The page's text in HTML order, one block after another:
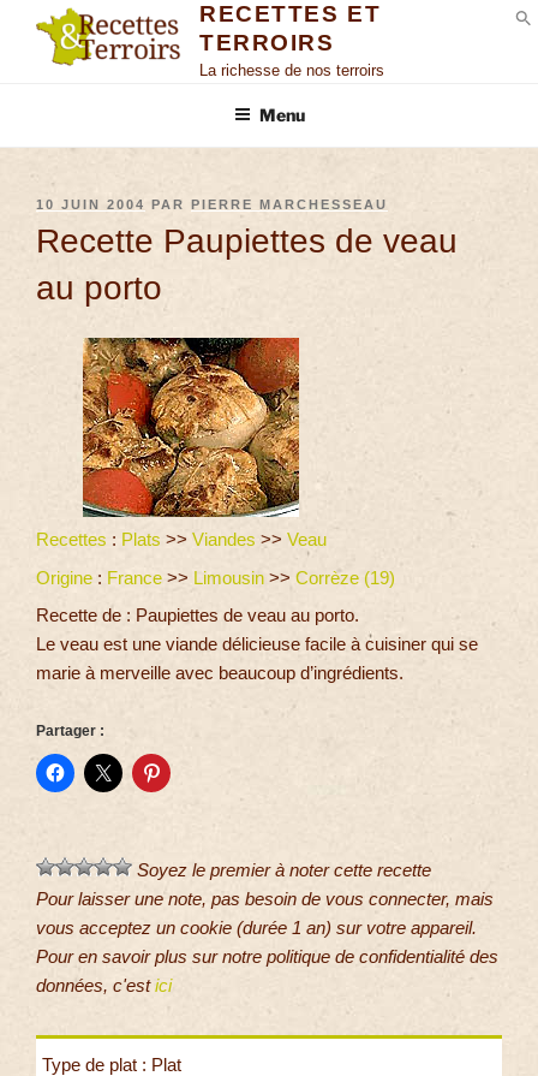
RECETTES ET
TERROIRS
La richesse de nos terroirs
Menu
10 JUIN 2004 PAR PIERRE MARCHESSEAU
Recette Paupiettes de veau
au porto
Recettes : Plats >> Viandes >> Veau
Origine : France >> Limousin >> Corrèze (19)
Recette de : Paupiettes de veau au porto.
Le veau est une viande délicieuse facile à cuisiner qui se
marie à merveille avec beaucoup d’ingrédients.
Partager :
Soyez le premier à noter cette recette
Pour laisser une note, pas besoin de vous connecter, mais
vous acceptez un cookie (durée 1 an) sur votre appareil.
Pour en savoir plus sur notre politique de confidentialité des
données, c'estici
Type de plat : Plat